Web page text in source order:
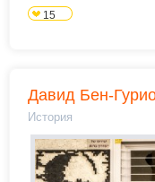
15
Давид Бен-
История